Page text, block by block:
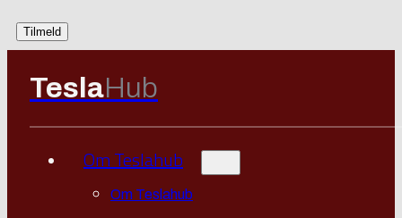
TeslaHub
Om Teslahub
Om Teslahub